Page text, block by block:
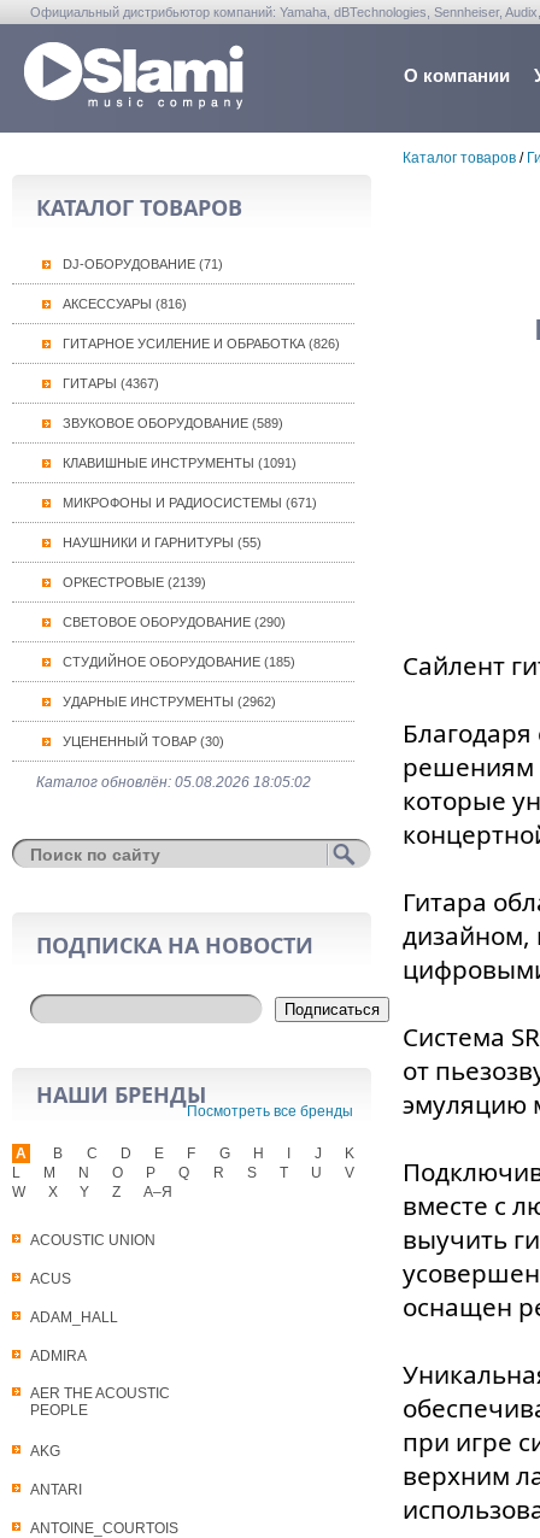
Официальный дистрибьютор компаний: Yamaha, dBTechnologies, Sennheiser,
О компании
КАТАЛОГ ТОВАРОВ
DJ-ОБОРУДОВАНИЕ (71)
АКСЕССУАРЫ (816)
ГИТАРНОЕ УСИЛЕНИЕ И ОБРАБОТКА (826)
ГИТАРЫ (4367)
ЗВУКОВОЕ ОБОРУДОВАНИЕ (589)
КЛАВИШНЫЕ ИНСТРУМЕНТЫ (1091)
МИКРОФОНЫ И РАДИОСИСТЕМЫ (671)
НАУШНИКИ И ГАРНИТУРЫ (55)
ОРКЕСТРОВЫЕ (2139)
СВЕТОВОЕ ОБОРУДОВАНИЕ (290)
СТУДИЙНОЕ ОБОРУДОВАНИЕ (185)
УДАРНЫЕ ИНСТРУМЕНТЫ (2962)
УЦЕНЕННЫЙ ТОВАР (30)
Каталог обновлён: 05.08.2026 18:05:02
ПОДПИСКА НА НОВОСТИ
Подписаться
НАШИ БРЕНДЫ
Посмотреть все бренды
A
ACOUSTIC UNION
ACUS
ADAM_HALL
ADMIRA
AER THE ACOUSTIC
PEOPLE
AKG
ANTARI
ANTOINE_COURTOIS
B C D E F G H J
K
L
M N O P Q R S T U
V
W
X Y Z А–Я
Каталог товаров/
Сайлент
решениям
которые
Гитара
дизайном,
Система
от
эмуляцию
вместе с
выучить
оснащен
при игре
верхним